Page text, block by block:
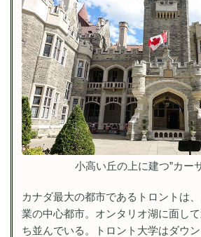
小高い丘の上に建つ”カー
カナダ最大の都市であるトロントは
業の中心都市。オンタリオ湖に面し
ち並んでいる。トロント大学はダウ